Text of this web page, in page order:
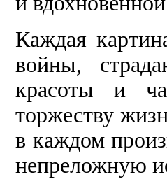
Каждая
войны,
красоты и
торжеству
в каждом
непреложную